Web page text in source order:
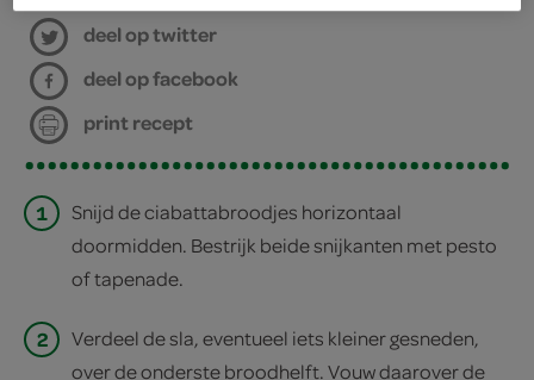
deel op twitter
deel op facebook
print recept
1
Snijd de ciabattabroodjes horizontaal
doormidden. Bestrijk beide snijkanten met pesto
of tapenade.
2
Verdeel de sla, eventueel iets kleiner gesneden,
over de onderste broodhelft. Vouw daarover de